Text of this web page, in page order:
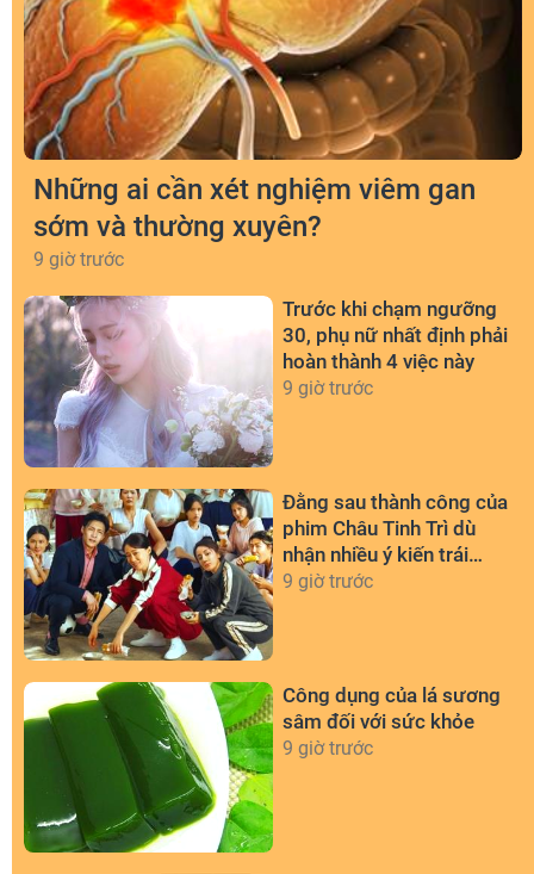
Những ai cần xét nghiệm viêm gan
sớm và thường xuyên?
9 giờ trước
Trước khi chạm ngưỡng
30, phụ nữ nhất định phải
hoàn thành 4 việc này
9 giờ trước
Đằng sau thành công của
phim Châu Tinh Trì dù
nhận nhiều ý kiến trái
chiều
9 giờ trước
Công dụng của lá sương
sâm đối với sức khỏe
9 giờ trước